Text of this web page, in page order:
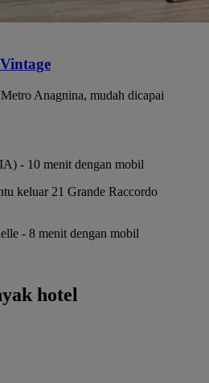
Anagnina, mudah dicapai
- 10 menit dengan mobil
keluar 21 Grande Raccordo
- 8 menit dengan mobil
hotel